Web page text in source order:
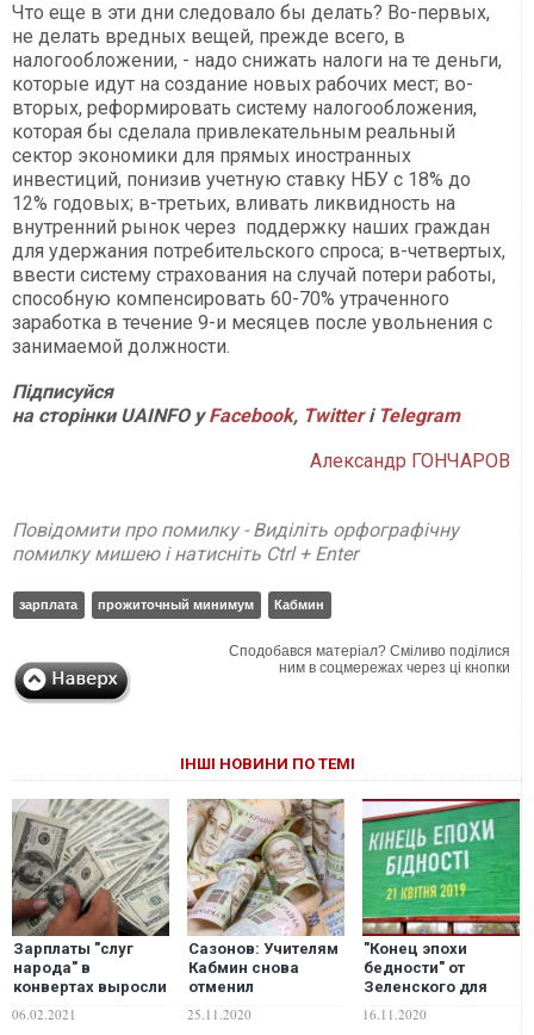
Что еще в эти дни следовало бы делать? Во-первых,
не делать вредных вещей, прежде всего, в
налогообложении, - надо снижать налоги на те деньги,
которые идут на создание новых рабочих мест; во-
вторых, реформировать систему налогообложения,
которая бы сделала привлекательным реальный
сектор экономики для прямых иностранных
инвестиций, понизив учетную ставку НБУ с 18% до
12% годовых; в-третьих, вливать ликвидность на
внутренний рынок через поддержку наших граждан
для удержания потребительского спроса; в-четвертых,
ввести систему страхования на случай потери работы,
способную компенсировать 60-70% утраченного
заработка в течение 9-и месяцев после увольнения с
занимаемой должности.
Підписуйся
на сторінки UAINFO уFacebook, Twitter і Telegram
Александр ГОНЧАРОВ
Повідомити про помилку - Виділіть орфографічну
помилку мишею і натисніть Ctrl + Enter
зарплата прожиточный минимум Кабмин
Сподобався матеріал? Сміливо поділися
ним в соцмережах через ці кнопки
ІНШІ НОВИНИ ПО ТЕМІ
Зарплаты "слуг
народа" в
конвертах выросли
тысяч долларов, –
06.02.2021
Сазонов: Учителям
Кабмин снова
отменил
зарплат. Зато
25.11.2020
"Конец эпохи
бедности" от
Зеленского для
количества
16.11.2020